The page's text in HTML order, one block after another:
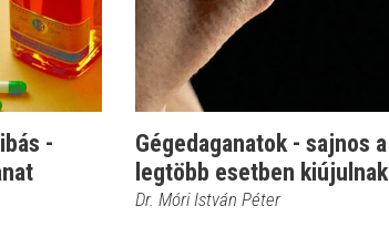
-
Gégedaganatok - sajnos a
legtöbb esetben kiújulnak
Dr. Móri István Péter